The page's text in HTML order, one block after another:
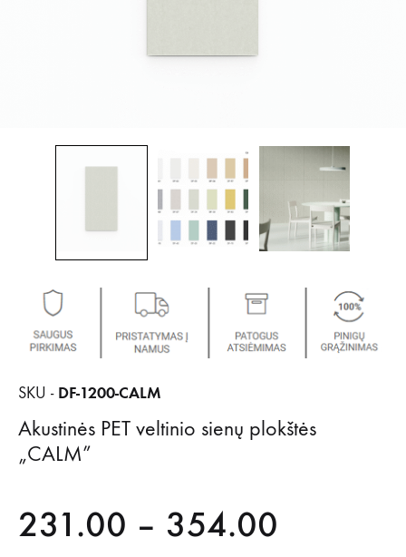
SKU - DF-1200-CALM
Akustinės PET veltinio sienų plokštės
„CALM”
231.00 – 354.00